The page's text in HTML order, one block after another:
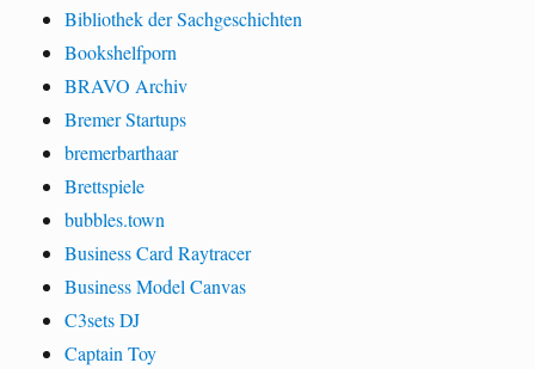
Bibliothek der Sachgeschichten
Bookshelfporn
BRAVO Archiv
Bremer Startups
bremerbarthaar
Brettspiele
bubbles.town
Business Card Raytracer
Business Model Canvas
C3sets DJ
Captain Toy